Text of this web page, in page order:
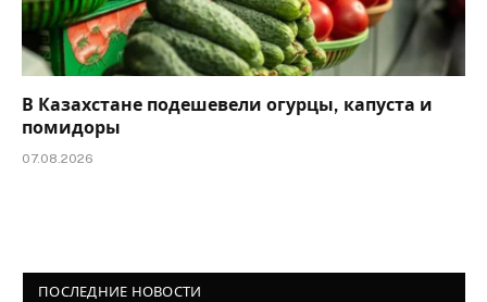
В Казахстане подешевели огурцы, капуста и
помидоры
07.08.2026
ПОСЛЕДНИЕ НОВОСТИ